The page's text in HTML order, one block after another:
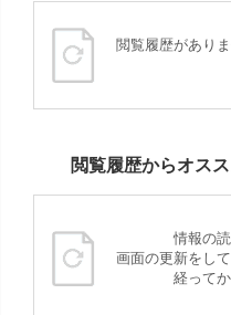
閲覧履歴があり
閲覧履歴からオス
情報の
画面の更新をし
経って